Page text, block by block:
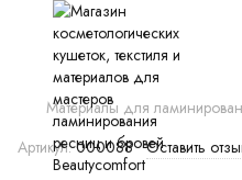
Материалы для
Артикул:000088 Оставить